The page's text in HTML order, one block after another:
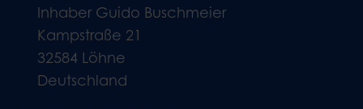
Inhaber Guido Buschmeier
Kampstraße 21
32584 Löhne
Deutschland